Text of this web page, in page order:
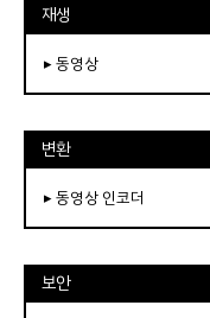
재생
▸ 동영상
변환
▸ 동영상 인코더
보안